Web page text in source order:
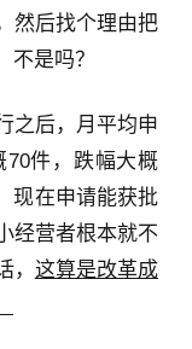
然后找个理由把
是吗？
之后，月平均申
70件，跌幅大概
现在申请能获批
经营者根本就不
这算是改革成